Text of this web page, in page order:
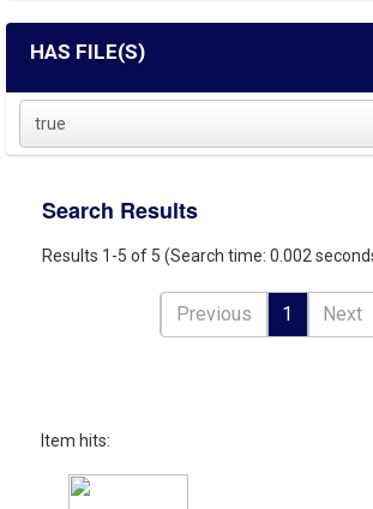
HAS FILE(S)
true
Search Results
Results 1-5 of 5 (Search time: 0.002
Previous 1 Next
Item hits: